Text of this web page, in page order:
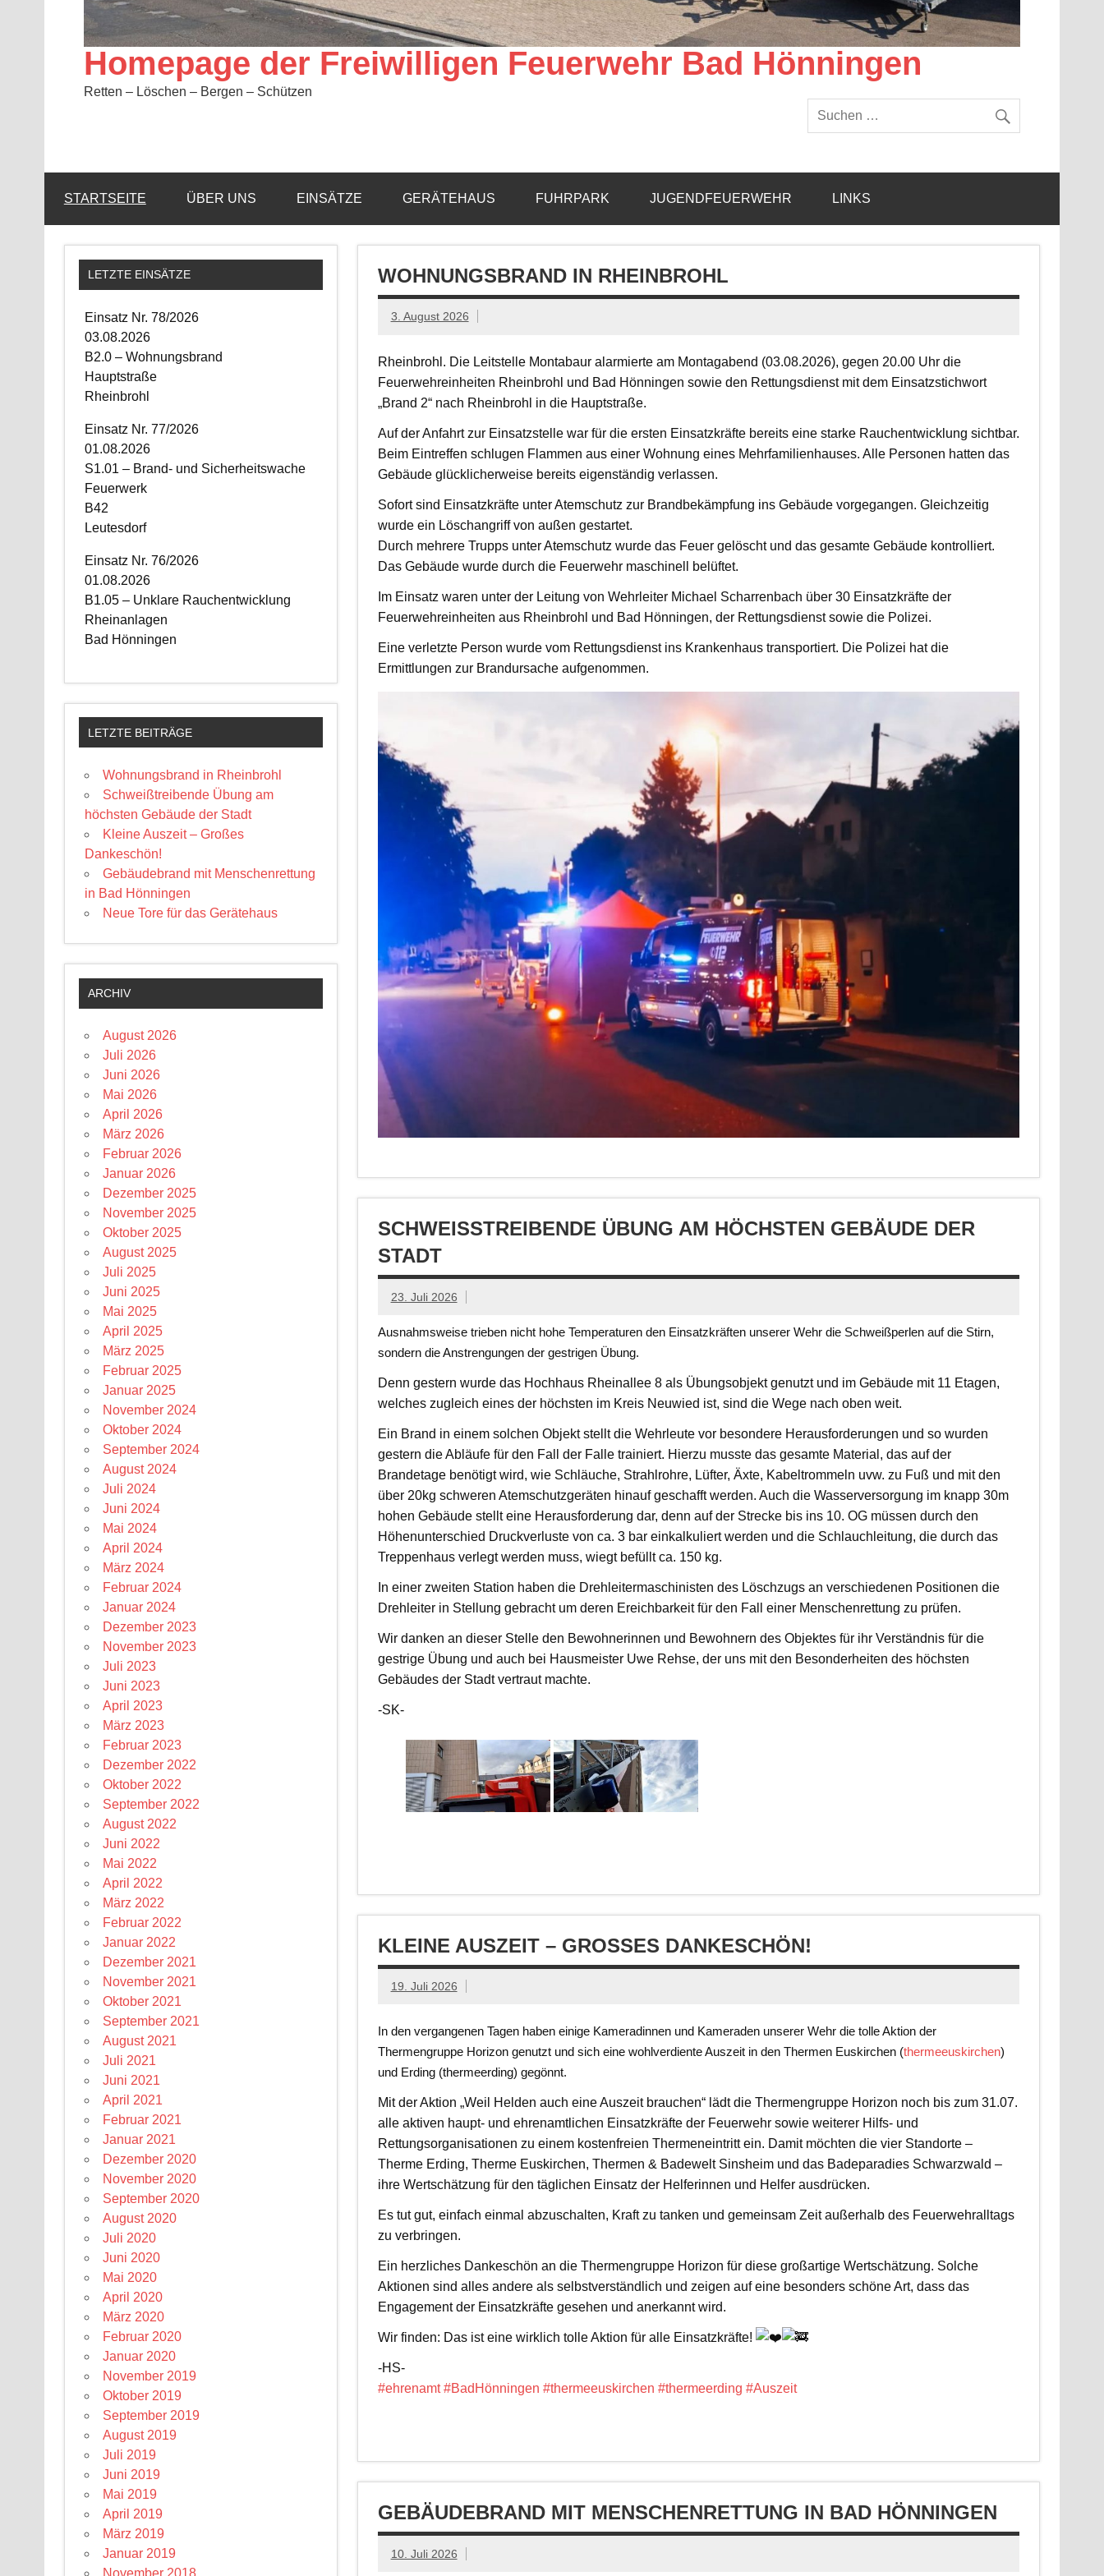
Homepage der Freiwilligen Feuerwehr Bad Hönningen
Retten – Löschen – Bergen – Schützen
STARTSEITE ÜBER UNS EINSÄTZE GERÄTEHAUS FUHRPARK JUGENDFEUERWEHR LINKS
WOHNUNGSBRAND IN RHEINBROHL
3. August 2026
Rheinbrohl. Die Leitstelle Montabaur alarmierte am Montagabend (03.08.2026), gegen 20.00 Uhr die
Feuerwehreinheiten Rheinbrohl und Bad Hönningen sowie den Rettungsdienst mit dem Einsatzstichwort
„Brand 2“ nach Rheinbrohl in die Hauptstraße.
Auf der Anfahrt zur Einsatzstelle war für die ersten Einsatzkräfte bereits eine starke Rauchentwicklung sichtbar.
Beim Eintreffen schlugen Flammen aus einer Wohnung eines Mehrfamilienhauses. Alle Personen hatten das
Gebäude glücklicherweise bereits eigenständig verlassen.
Sofort sind Einsatzkräfte unter Atemschutz zur Brandbekämpfung ins Gebäude vorgegangen. Gleichzeitig
wurde ein Löschangriff von außen gestartet.
Durch mehrere Trupps unter Atemschutz wurde das Feuer gelöscht und das gesamte Gebäude kontrolliert.
Das Gebäude wurde durch die Feuerwehr maschinell belüftet.
Im Einsatz waren unter der Leitung von Wehrleiter Michael Scharrenbach über 30 Einsatzkräfte der
Feuerwehreinheiten aus Rheinbrohl und Bad Hönningen, der Rettungsdienst sowie die Polizei.
Eine verletzte Person wurde vom Rettungsdienst ins Krankenhaus transportiert. Die Polizei hat die
Ermittlungen zur Brandursache aufgenommen.
SCHWEISSTREIBENDE ÜBUNG AM HÖCHSTEN GEBÄUDE DER S
TADT
23. Juli 2026
Ausnahmsweise trieben nicht hohe Temperaturen den Einsatzkräften unserer Wehr die Schweißperlen auf die Stirn,
sondern die Anstrengungen der gestrigen Übung.
Denn gestern wurde das Hochhaus Rheinallee 8 als Übungsobjekt genutzt und im Gebäude mit 11 Etagen,
welches zugleich eines der höchsten im Kreis Neuwied ist, sind die Wege nach oben weit.
Ein Brand in einem solchen Objekt stellt die Wehrleute vor besondere Herausforderungen und so wurden
gestern die Abläufe für den Fall der Falle trainiert. Hierzu musste das gesamte Material, das auf der
Brandetage benötigt wird, wie Schläuche, Strahlrohre, Lüfter, Äxte, Kabeltrommeln uvw. zu Fuß und mit den
über 20kg schweren Atemschutzgeräten hinauf geschafft werden. Auch die Wasserversorgung im knapp 30m
hohen Gebäude stellt eine Herausforderung dar, denn auf der Strecke bis ins 10. OG müssen durch den
Höhenunterschied Druckverluste von ca. 3 bar einkalkuliert werden und die Schlauchleitung, die durch das
Treppenhaus verlegt werden muss, wiegt befüllt ca. 150 kg.
In einer zweiten Station haben die Drehleitermaschinisten des Löschzugs an verschiedenen Positionen die
Drehleiter in Stellung gebracht um deren Ereichbarkeit für den Fall einer Menschenrettung zu prüfen.
Wir danken an dieser Stelle den Bewohnerinnen und Bewohnern des Objektes für ihr Verständnis für die
gestrige Übung und auch bei Hausmeister Uwe Rehse, der uns mit den Besonderheiten des höchsten
Gebäudes der Stadt vertraut machte.
-SK-
KLEINE AUSZEIT – GROSSES DANKESCHÖN!
19. Juli 2026
In den vergangenen Tagen haben einige Kameradinnen und Kameraden unserer Wehr die tolle Aktion der
Thermengruppe Horizon genutzt und sich eine wohlverdiente Auszeit in den Thermen Euskirchen (thermeeuskirchen)
und Erding (thermeerding) gegönnt.
Mit der Aktion „Weil Helden auch eine Auszeit brauchen“ lädt die Thermengruppe Horizon noch bis zum 31.07.
alle aktiven haupt- und ehrenamtlichen Einsatzkräfte der Feuerwehr sowie weiterer Hilfs- und
Rettungsorganisationen zu einem kostenfreien Thermeneintritt ein. Damit möchten die vier Standorte –
Therme Erding, Therme Euskirchen, Thermen & Badewelt Sinsheim und das Badeparadies Schwarzwald –
ihre Wertschätzung für den täglichen Einsatz der Helferinnen und Helfer ausdrücken.
Es tut gut, einfach einmal abzuschalten, Kraft zu tanken und gemeinsam Zeit außerhalb des Feuerwehralltags
zu verbringen.
Ein herzliches Dankeschön an die Thermengruppe Horizon für diese großartige Wertschätzung. Solche
Aktionen sind alles andere als selbstverständlich und zeigen auf eine besonders schöne Art, dass das
Engagement der Einsatzkräfte gesehen und anerkannt wird.
Wir finden: Das ist eine wirklich tolle Aktion für alle Einsatzkräfte!
-HS-
#ehrenamt #BadHönningen #thermeeuskirchen #thermeerding #Auszeit
GEBÄUDEBRAND MIT MENSCHENRETTUNG IN BAD HÖNNINGEN
10. Juli 2026
LETZTE EINSÄTZE
Einsatz Nr. 78/2026
03.08.2026
B2.0 – Wohnungsbrand
Hauptstraße
Rheinbrohl
Einsatz Nr. 77/2026
01.08.2026
S1.01 – Brand- und Sicherheitswache
Feuerwerk
B42
Leutesdorf
Einsatz Nr. 76/2026
01.08.2026
B1.05 – Unklare Rauchentwicklung
Rheinanlagen
Bad Hönningen
LETZTE BEITRÄGE
Wohnungsbrand in Rheinbrohl
Schweißtreibende Übung am
höchsten Gebäude der Stadt
Kleine Auszeit – Großes
Dankeschön!
Gebäudebrand mit Menschenrettung
in Bad Hönningen
Neue Tore für das Gerätehaus
ARCHIV
August 2026
Juli 2026
Juni 2026
Mai 2026
April 2026
März 2026
Februar 2026
Januar 2026
Dezember 2025
November 2025
Oktober 2025
August 2025
Juli 2025
Juni 2025
Mai 2025
April 2025
März 2025
Februar 2025
Januar 2025
November 2024
Oktober 2024
September 2024
August 2024
Juli 2024
Juni 2024
Mai 2024
April 2024
März 2024
Februar 2024
Januar 2024
Dezember 2023
November 2023
Juli 2023
Juni 2023
April 2023
März 2023
Februar 2023
Dezember 2022
Oktober 2022
September 2022
August 2022
Juni 2022
Mai 2022
April 2022
März 2022
Februar 2022
Januar 2022
Dezember 2021
November 2021
Oktober 2021
September 2021
August 2021
Juli 2021
Juni 2021
April 2021
Februar 2021
Januar 2021
Dezember 2020
November 2020
September 2020
August 2020
Juli 2020
Juni 2020
Mai 2020
April 2020
März 2020
Februar 2020
Januar 2020
November 2019
Oktober 2019
September 2019
August 2019
Juli 2019
Juni 2019
Mai 2019
April 2019
März 2019
Januar 2019